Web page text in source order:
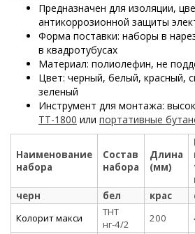
Предназначен для изоляции,
антикоррозионной защиты
Форма поставки: наборы в
в квадротубусах
Материал: полиолефин, не
Цвет: черный, белый, красный,
зеленый
Инструмент для монтажа:
ТТ-1800 или портативные
Наименование
набора
Состав
набора
Длина
(мм)
черн
бел крас
Колорит макси
ТНТ
нг-4/2
200